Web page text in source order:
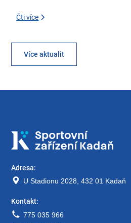
Čti více
Více aktualit
Adresa:
U Stadionu 2028, 432 01 Kadaň
Kontakt:
775 035 966